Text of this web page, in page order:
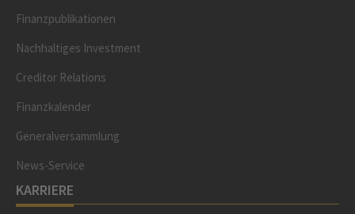
Finanzpublikationen
Nachhaltiges Investment
Creditor Relations
Finanzkalender
Generalversammlung
News-Service
KARRIERE